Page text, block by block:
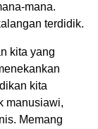
mana.
terdidik.
kita yang
kita
manusiawi,
Memang